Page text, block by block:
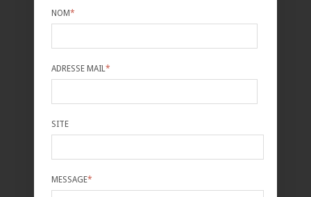
NOM*
ADRESSE MAIL *
SITE
MESSAGE*